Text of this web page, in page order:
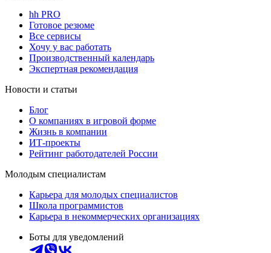
hh PRO
Готовое резюме
Все сервисы
Хочу у вас работать
Производственный календарь
Экспертная рекомендация
Новости и статьи
Блог
О компаниях в игровой форме
Жизнь в компании
ИТ-проекты
Рейтинг работодателей России
Молодым специалистам
Карьера для молодых специалистов
Школа программистов
Карьера в некоммерческих организациях
Боты для уведомлений